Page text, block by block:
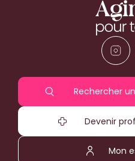
Rechercher
Devenir
Mon